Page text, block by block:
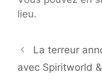
lieu.
La terreur
avec Spiritworld